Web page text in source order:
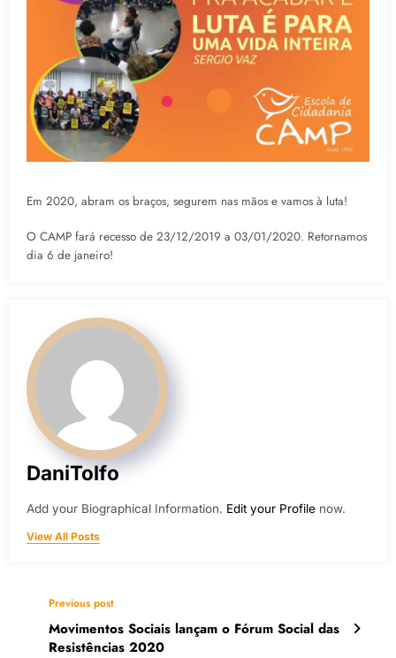
Em 2020, abram os braços, segurem nas mãos e vamos à luta!
O CAMP fará recesso de 23/12/2019 a 03/01/2020. Retornamos
dia 6 de janeiro!
DaniTolfo
Add your Biographical Information. Edit your Profile now.
View All Posts
Previous post
Movimentos Sociais lançam o Fórum Social das
Resistências 2020